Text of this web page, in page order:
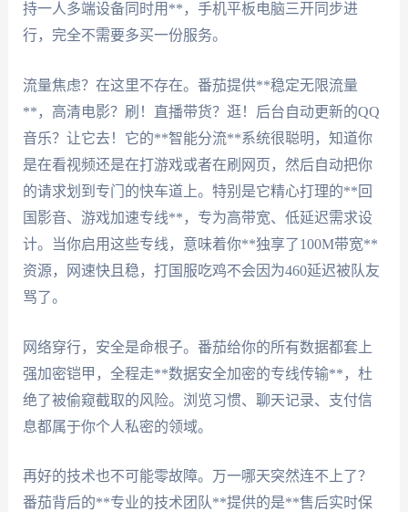
持一人多端设备同时用**，手机平板电脑三开同步进
行，完全不需要多买一份服务。
流量焦虑？在这里不存在。番茄提供**稳定无限流量
**，高清电影？刷！直播带货？逛！后台自动更新的QQ
音乐？让它去！它的**智能分流**系统很聪明，知道你
是在看视频还是在打游戏或者在刷网页，然后自动把你
的请求划到专门的快车道上。特别是它精心打理的**回
国影音、游戏加速专线**，专为高带宽、低延迟需求设
计。当你启用这些专线，意味着你**独享了100M带宽**
资源，网速快且稳，打国服吃鸡不会因为460延迟被队友
骂了。
网络穿行，安全是命根子。番茄给你的所有数据都套上
强加密铠甲，全程走**数据安全加密的专线传输**，杜
绝了被偷窥截取的风险。浏览习惯、聊天记录、支付信
息都属于你个人私密的领域。
再好的技术也不可能零故障。万一哪天突然连不上了？
番茄背后的**专业的技术团队**提供的是**售后实时保